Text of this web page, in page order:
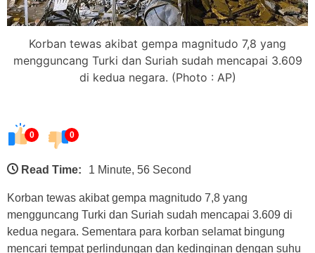
Korban tewas akibat gempa magnitudo 7,8 yang
mengguncang Turki dan Suriah sudah mencapai 3.609
di kedua negara. (Photo : AP)
0 0
Read Time: 1 Minute, 56 Second
Korban tewas akibat gempa magnitudo 7,8 yang
mengguncang Turki dan Suriah sudah mencapai 3.609 di
kedua negara. Sementara para korban selamat bingung
mencari tempat perlindungan dan kedinginan dengan suhu